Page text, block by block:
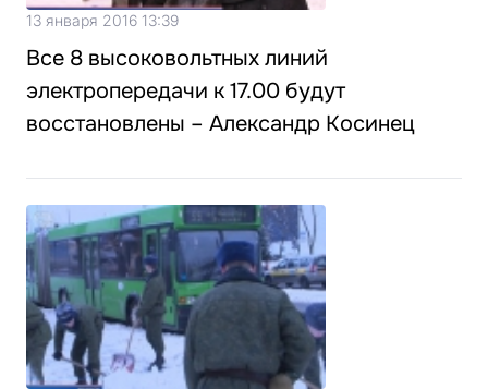
13 января 2016 13:39
Все 8 высоковольтных линий
электропередачи к 17.00 будут
восстановлены – Александр Косинец